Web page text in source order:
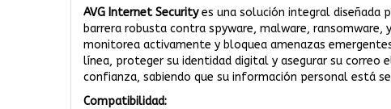
AVG Internet Securityes una solución integral diseñada
barrera robusta contra spyware, malware, ransomware,
monitorea activamente y bloquea amenazas
línea, proteger su identidad digital y asegurar su correo
confianza, sabiendo que su información personal está
Compatibilidad: